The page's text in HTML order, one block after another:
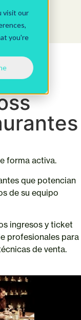
visit our
you're
forma activa.
que potencian
de su equipo
ingresos y ticket
profesionales para
de venta.